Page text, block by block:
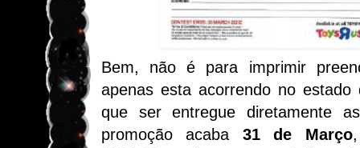
Bem, não é para imprimir
apenas esta acorrendo no
que ser entregue diretamente
promoção acaba 31 de Março